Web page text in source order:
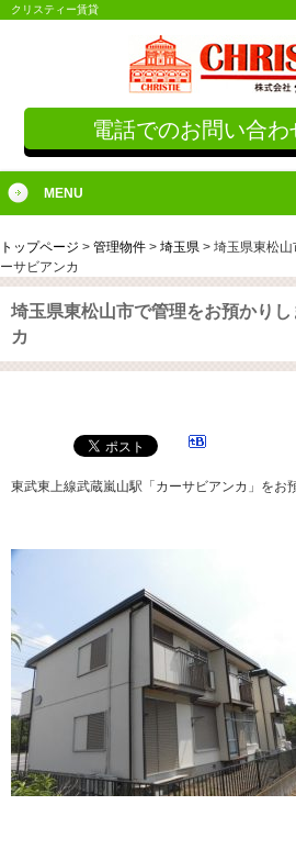
クリスティー賃貸
電話でのお問い合わ
MENU
トップページ > 管理物件 > 埼玉県 > 埼玉県東松
ーサビアンカ
埼玉県東松山市で管理をお預かり
カ
東武東上線武蔵嵐山駅「カーサビアンカ」をお